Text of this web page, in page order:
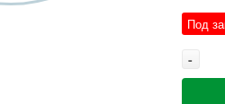
Под
-